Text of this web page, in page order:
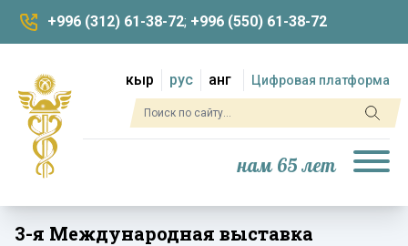
+996 (312) 61-38-72; +996 (550) 61-38-72
кыр рус анг Цифровая платформа
нам 65 лет
3-я Международная выставка